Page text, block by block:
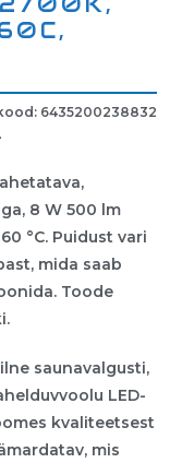
6435200238832
8 W 500 lm
°C. Puidust vari
mida saab
Toode
saunavalgusti,
LED-
kvaliteetsest
mis